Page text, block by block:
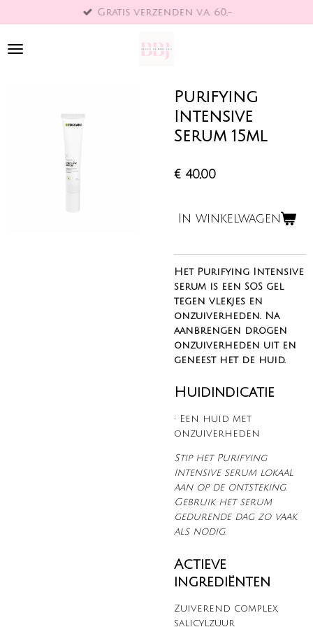
direct
naar
de
Gratis verzenden v.a. 60,-
Purifying
Intensive
Serum 15ml
€ 40,00
In winkelwagen
Het Purifying Intensive
serum is een SOS gel
tegen vlekjes en
onzuiverheden. Na
aanbrengen drogen
onzuiverheden uit en
geneest het de huid.
Huidindicatie
• Een huid met
onzuiverheden
Stip het Purifying
Intensive serum lokaal
aan op de ontsteking.
Gebruik het serum
gedurende dag zo vaak
als nodig.
Actieve
ingrediënten
Zuiverend complex,
salicylzuur